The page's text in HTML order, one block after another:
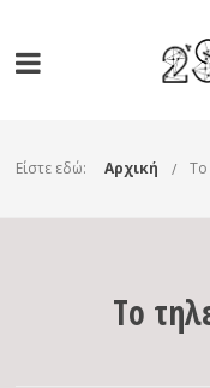
Είστε εδώ: Αρχική
Tο